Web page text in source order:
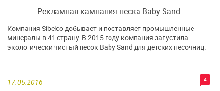
Рекламная кампания песка Baby Sand
17.05.2016 4
Компания Sibelco добывает и поставляет промышленные
минералы в 41 страну. В 2015 году компания запустила
экологически чистый песок Baby Sand для детских песочниц.